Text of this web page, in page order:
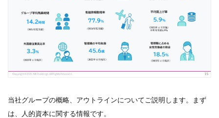
当社グループの概略、アウトラインについてご説明します。まず
は、人的資本に関する情報です。